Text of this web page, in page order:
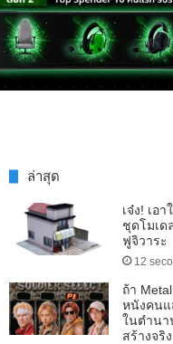
ล่าสุด
เจ๋ง! เอ
ชุดโมเด
ฟูจิวาระ
12
ถ้า
หนังคนแ
ในตำนา
สร้างจริง